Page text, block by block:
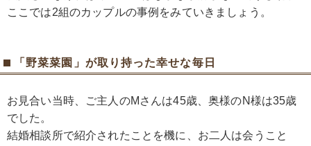
ここでは2組のカップルの事例をみていきましょう。
「野菜菜園」が取り持った幸せな毎日
お見合い当時、ご主人のMさんは45歳、奥様のN様は35歳
でした。
結婚相談所で紹介されたことを機に、お二人は会うこと